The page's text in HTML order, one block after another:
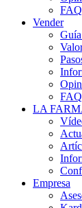
FAQ
Vender
FAQ
LA
Empresa